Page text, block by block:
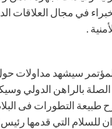
في مجال العلاقات
.
سيشهد مداولات
الصلة بالراهن الدولي
طبيعة التطورات فى
للسلام التي قدمها رئيس